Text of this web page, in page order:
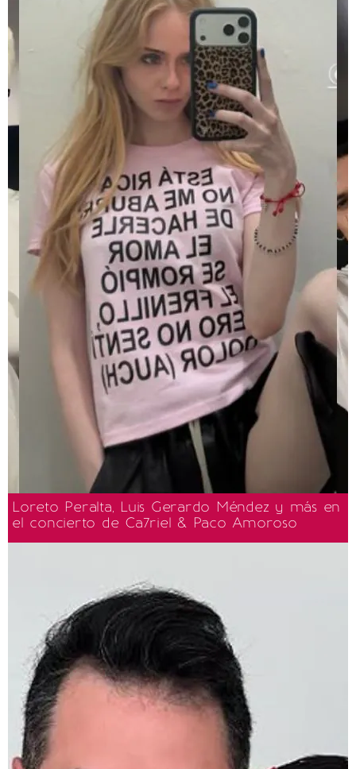
Loreto Peralta, Luis Gerardo Méndez y más en
el concierto de Ca7riel & Paco Amoroso